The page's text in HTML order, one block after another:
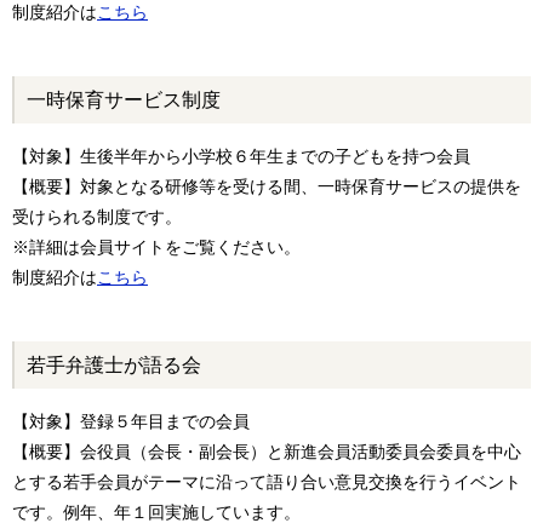
制度紹介はこちら
一時保育サービス制度
【対象】生後半年から小学校６年生までの子どもを持つ会員
【概要】対象となる研修等を受ける間、一時保育サービスの提供を
受けられる制度です。
※詳細は会員サイトをご覧ください。
制度紹介はこちら
若手弁護士が語る会
【対象】登録５年目までの会員
【概要】会役員（会長・副会長）と新進会員活動委員会委員を中心
とする若手会員がテーマに沿って語り合い意見交換を行うイベント
です。例年、年１回実施しています。